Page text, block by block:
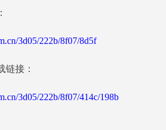
3d05/222b/8f07/8d5f
链接：
3d05/222b/8f07/414c/198b